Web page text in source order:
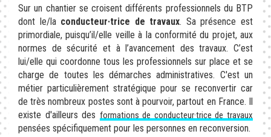
Sur un chantier se croisent différents professionnels du BTP
dont le/la conducteur·trice de travaux. Sa présence est
primordiale, puisqu’il/elle veille à la conformité du projet, aux
normes de sécurité et à l’avancement des travaux. C’est
lui/elle qui coordonne tous les professionnels sur place et se
charge de toutes les démarches administratives. C'est un
métier particulièrement stratégique pour se reconvertir car
de très nombreux postes sont à pourvoir, partout en France. Il
existe d'ailleurs des formations de conducteur·trice de travaux
pensées spécifiquement pour les personnes en reconversion.